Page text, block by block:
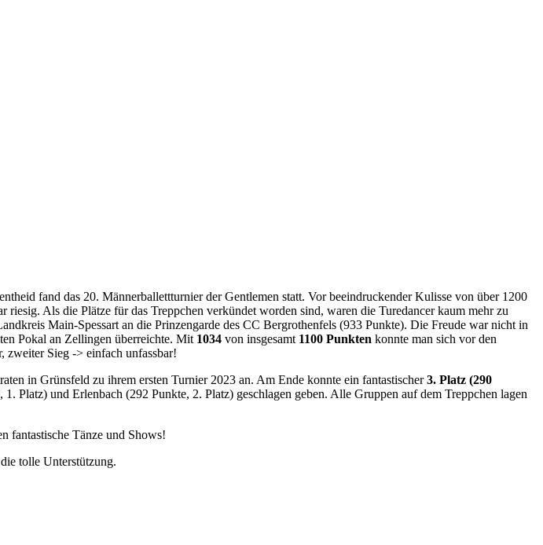
fand das 20. Männerballettturnier der Gentlemen statt. Vor beeindruckender Kulisse von über 1200
Als die Plätze für das Treppchen verkündet worden sind, waren die Turedancer kaum mehr zu
Main-Spessart an die Prinzengarde des CC Bergrothenfels (933 Punkte). Die Freude war nicht in
Pokal an Zellingen überreichte. Mit 1034 von insgesamt 1100 Punkten konnte man sich vor den
zweiter Sieg -> einfach unfassbar!
in Grünsfeld zu ihrem ersten Turnier 2023 an. Am Ende konnte ein fantastischer3. Platz (290
Platz) und Erlenbach (292 Punkte, 2. Platz) geschlagen geben. Alle Gruppen auf dem Treppchen lagen
fantastische Tänze und Shows!
tolle Unterstützung.